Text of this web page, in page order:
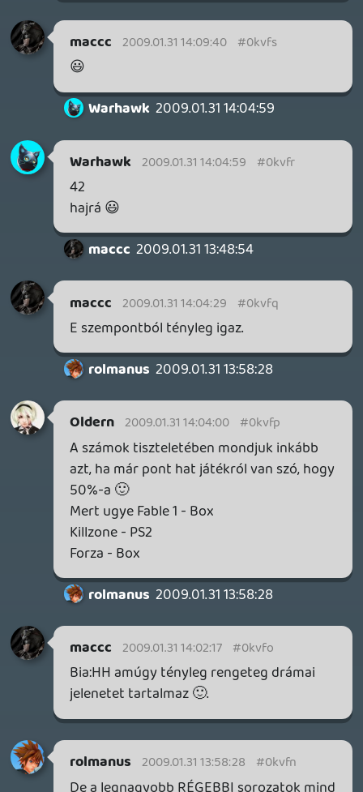
gamer2 2009.01.31 08:40:35
Jackal
Ki volt ez aki invitálta társát Halo 3ra?:D
Furcsa mi minden este toljuk de nem
koccanunk gameres arcokkal, bújkáltok?:D
gabe91 2009.01.31 10:30:03 #0kvfh
Szerintem addig leültetik freddyD mellé és
egy vendégszereplés keretében együtt
nyomják a rossz PC játékokat.:D
rolmanus 2009.01.31 00:54:13
Dude
De jó erre kelni:)
bertifox 2009.01.31 09:54:40 #0kvff
aszem felre ertettel, azt nagyon nem
liquid 2009.01.31 00:05:43
rolmanus 2009.01.31 09:44:12 #0kvfe
Szerintem még korai lenne, nagyon.
☠️ 3ru 2009.01.31 09:13:00
☠️ 3ru 2009.01.31 09:13:00
Kihagytad a Final Fantasy IVt, a Dragon
Quest IVt, (ds) és idén is folytatódik: Fatal
majd valamit a Playstation IVről is 🙂
2009.01.30 22:05:33
gamer2 #0kvfc
Srácok!!KURVA JÓ!!!!:D
csináljatok videós podcast-et, annyira
megnéznéma fejeteket amikor kiröhögitek
egymást:Dkinek mikor szakad minden:Dés
röhögi ki kurvára a básikat, hogy oltjátok